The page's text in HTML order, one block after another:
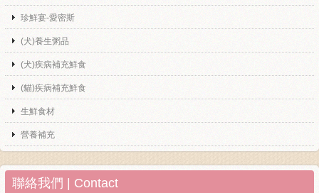
珍鮮宴-愛密斯
(犬)養生粥品
(犬)疾病補充鮮食
(貓)疾病補充鮮食
生鮮食材
營養補充
聯絡我們 | Contact